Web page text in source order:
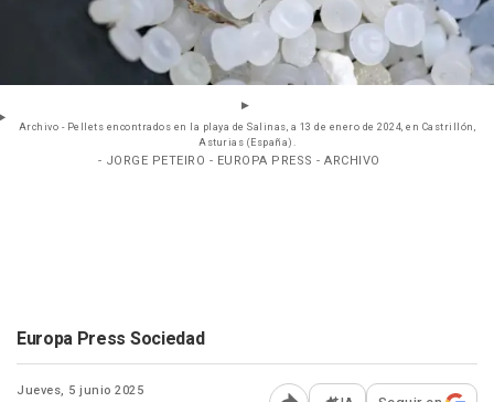
Archivo - Pellets encontrados en la playa de Salinas, a 13 de enero de 2024, en Castrillón,
Asturias (España).
- JORGE PETEIRO - EUROPA PRESS - ARCHIVO
Europa Press Sociedad
Jueves, 5 junio 2025